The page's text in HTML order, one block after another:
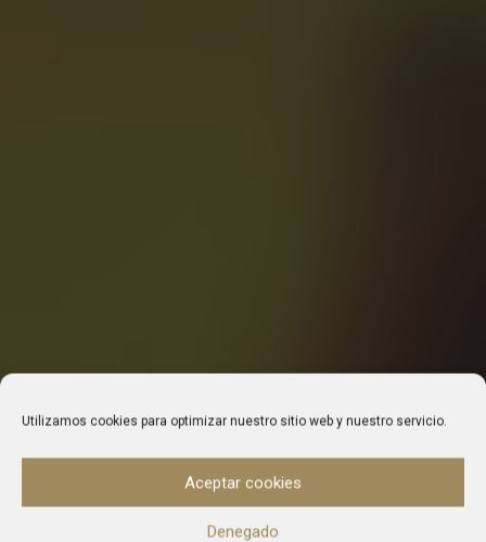
Utilizamos cookies para optimizar nuestro sitio web y nuestro servicio.
Aceptar cookies
Denegado
GRADIENTS